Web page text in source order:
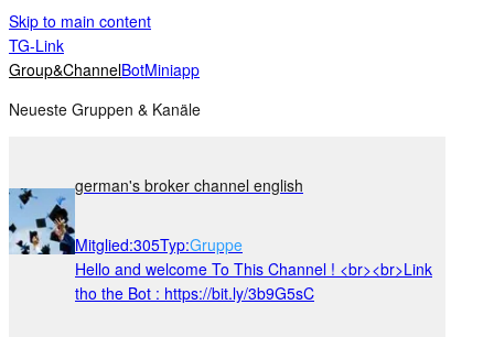
Skip to main content
TG-Link
Group&ChannelBotMiniapp
Neueste Gruppen & Kanäle
german's broker channel english
Mitglied:305Typ:Gruppe
Hello and welcome To This Channel ! <br><br>Link
tho the Bot : https://bit.ly/3b9G5sC